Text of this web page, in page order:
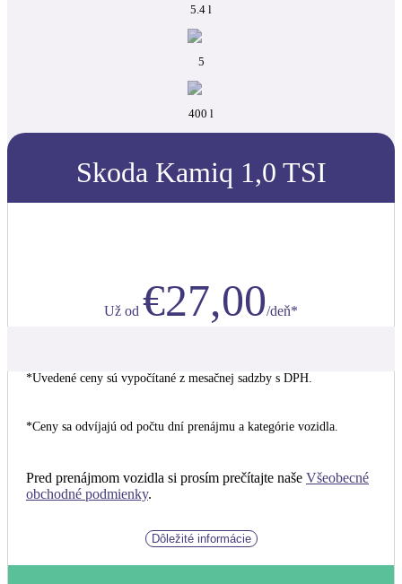
5.4 l
5
400 l
Skoda Kamiq 1,0 TSI
Už od €27,00/deň*
*Uvedené ceny sú vypočítané z mesačnej sadzby s DPH.
*Ceny sa odvíjajú od počtu dní prenájmu a kategórie vozidla.
Pred prenájmom vozidla si prosím prečítajte naše Všeobecné
obchodné podmienky.
Dôležité informácie